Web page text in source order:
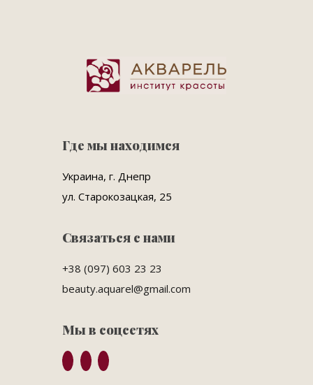
Где мы находимся
Украина, г. Днепр
ул. Старокозацкая, 25
Связаться с нами
+38 (097) 603 23 23
beauty.aquarel@gmail.com
Мы в соцсетях